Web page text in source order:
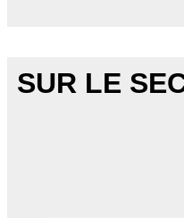
SUR LE